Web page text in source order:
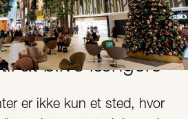
der får
at blive længere
er ikke kun et sted, hvor